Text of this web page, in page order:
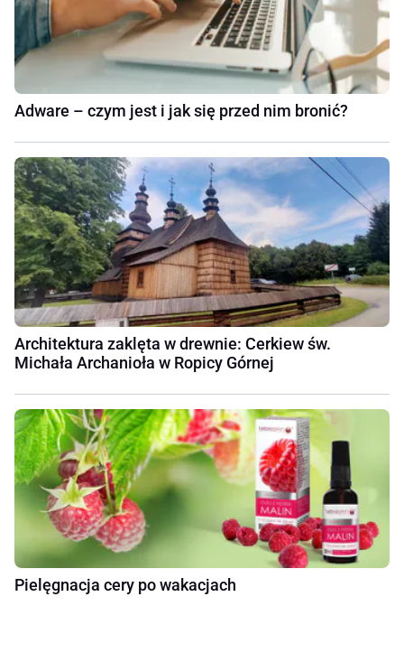
Adware – czym jest i jak się przed nim bronić?
Architektura zaklęta w drewnie: Cerkiew św.
Michała Archanioła w Ropicy Górnej
Pielęgnacja cery po wakacjach